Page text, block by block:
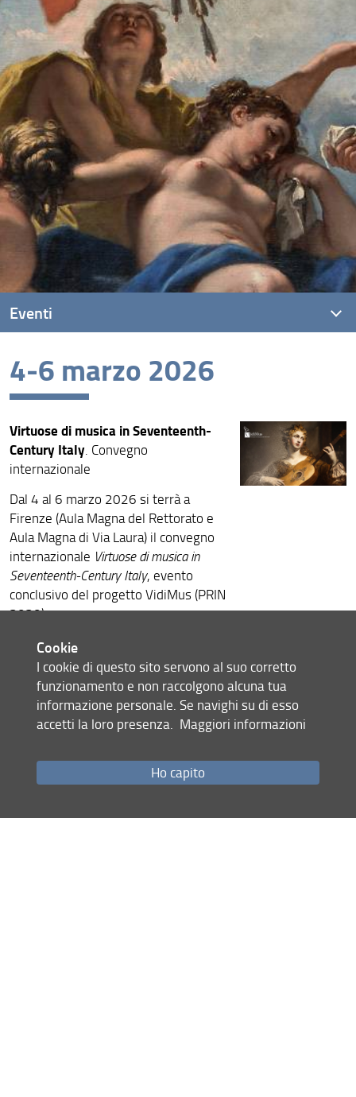
4-6 marzo 2026
Virtuose di musica in Seventeenth-
Century Italy. Convegno
internazionale
Dal 4 al 6 marzo 2026 si terrà a
Firenze (Aula Magna del Rettorato e
Aula Magna di Via Laura) il convegno
internazionale Virtuose di musica in
Seventeenth-Century Italy, evento
conclusivo del progetto VidiMus (PRIN
2020).
(UniBo),Antonella D'Ovidio
Teresa M. Gialdroni(Università Roma
Tor Vergata),Arnaldo Morelli
(Università dell'Aquila)
La locandina
Eventi
Eventi recenti
Archivio eventi
Cookie
I cookie di questo sito servono al suo corretto
funzionamento e non raccolgono alcuna tua
informazione personale. Se navighi su di esso
accetti la loro presenza. Maggiori informazioni
Ho capito